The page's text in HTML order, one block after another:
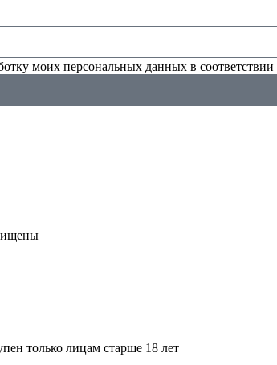
моих персональных данных в соответствии
только лицам старше 18 лет